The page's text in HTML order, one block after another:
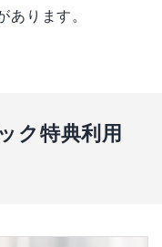
あります。
ク特典利用